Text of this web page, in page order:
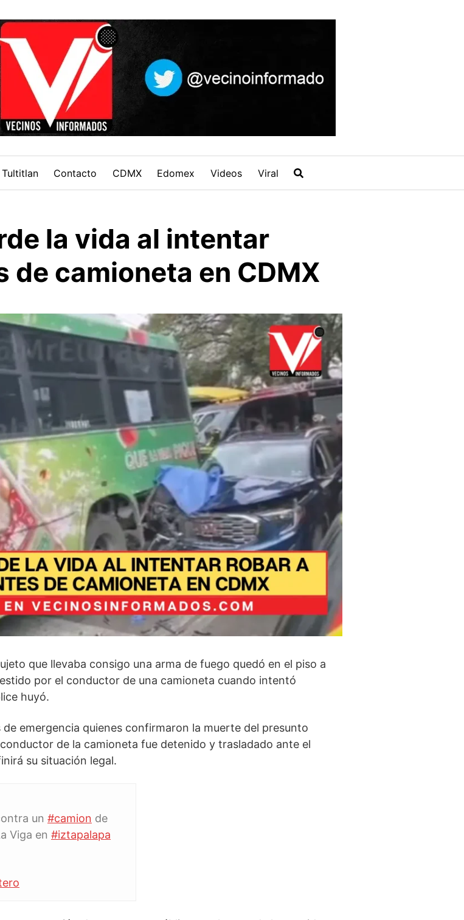
Tultitlan Contacto CDMX Edomex Videos Viral
la vida al intentar
camioneta en CDMX
que llevaba consigo una arma de fuego quedó en el piso a
por el conductor de una camioneta cuando intentó
huyó.
emergencia quienes confirmaron la muerte del presunto
de la camioneta fue detenido y trasladado ante el
su situación legal.
un #camion de
Viga en #iztapalapa